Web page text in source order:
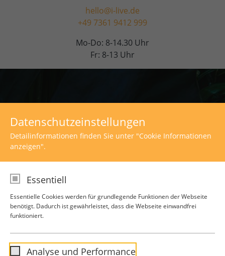
hello@i-live.de
+49 7361 9412 999
Mo-Do: 8-14.30 Uhr
Fr: 8-13 Uhr
Einstellungen anzeigen
Datenschutzeinstellungen
Detailinformationen finden Sie unter "Cookie Informationen
anzeigen".
Essentiell
Essentielle Cookies werden für grundlegende Funktionen der Webseite
benötigt. Dadurch ist gewährleistet, dass die Webseite einwandfrei
funktioniert.
Analyse und Performance